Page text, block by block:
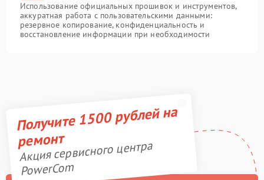
Использование официальных прошивок и инструментов,
аккуратная работа с пользовательскими данными:
резервное копирование, конфиденциальность и
восстановление информации при необходимости
Получите 1500 рублей на
ремонт
Акция сервисного центра
PowerCom